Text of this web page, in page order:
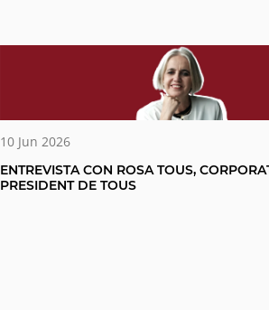
10 Jun 2026
ENTREVISTA CON ROSA TOUS,
PRESIDENT DE TOUS